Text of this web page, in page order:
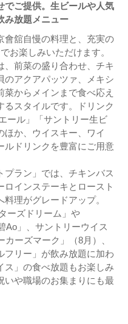
でご提供。生ビールや人気
み放題メニュー
會舘自慢の料理と、充実の
お楽しみいただけます。
、前菜の盛り合わせ、チキ
のアクアパッツァ、メキシ
からメインまで食べ応え
るスタイルです。ドリンク
ール」「サントリー生ビ
ほか、ウイスキー、ワイ
ルドリンクを豊富にご用意
プラン」では、チキンバス
インステーキとロースト
理がグレードアップ。
ーズドリーム」や
Ao」、サントリーウイス
ーズマーク」（8月）、
フリー」が飲み放題に加わ
ス」の食べ放題もお楽しみ
いや職場のお集まりにも最